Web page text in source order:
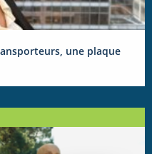
une plaque